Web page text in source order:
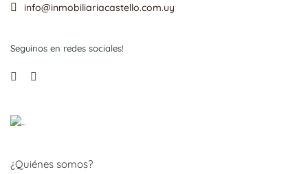
info@inmobiliariacastello.com.uy
Seguinos en redes sociales!
¿Quiénes somos?